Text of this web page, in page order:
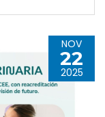
NOV
22
2025